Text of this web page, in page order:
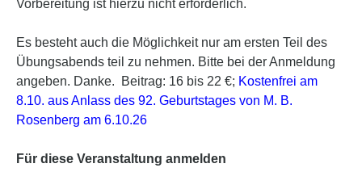
Vorbereitung ist hierzu nicht erforderlich.
Es besteht auch die Möglichkeit nur am ersten Teil des
Übungsabends teil zu nehmen. Bitte bei der Anmeldung
angeben. Danke. Beitrag: 16 bis 22 €; Kostenfrei am
8.10. aus Anlass des 92. Geburtstages von M. B.
Rosenberg am 6.10.26
Für diese Veranstaltung anmelden